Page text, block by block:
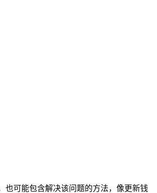
也可能包含解决该问题的方法，像更新钱